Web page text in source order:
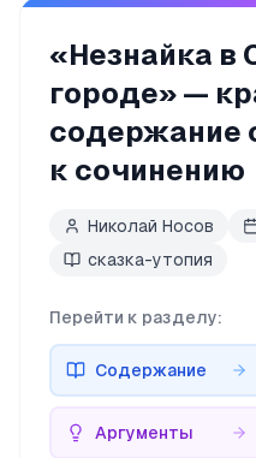
«Незнайка в
городе» —
содержание
к сочинению
Николай Носов
сказка-утопия
Перейти к разделу:
Содержание
Аргументы